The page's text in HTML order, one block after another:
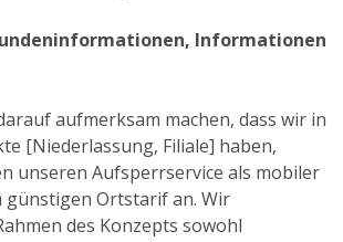
Informationen
aufmerksam machen, dass wir in
[Niederlassung, Filiale] haben,
unseren Aufsperrservice als mobiler
günstigen Ortstarif an. Wir
des Konzepts sowohl